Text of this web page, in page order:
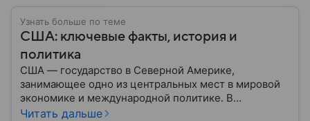
Узнать больше по теме
США: ключевые факты, история и
политика
США — государство в Северной Америке,
занимающее одно из центральных мест в мировой
экономике и международной политике. В
материале — основные сведения об этой стране.
Читать дальше